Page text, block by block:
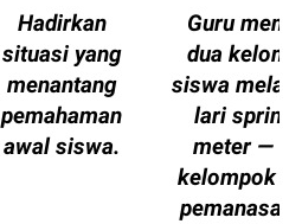
Hadirkan
situasi yang
menantang
pemahaman
awal siswa.
Guru
dua
siswa
lari sprint
meter —
kelompok
pemanasan